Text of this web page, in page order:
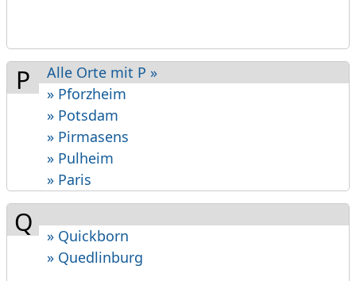
P
Alle Orte mit P »
» Pforzheim
» Potsdam
» Pirmasens
» Pulheim
» Paris
Q
» Quickborn
» Quedlinburg